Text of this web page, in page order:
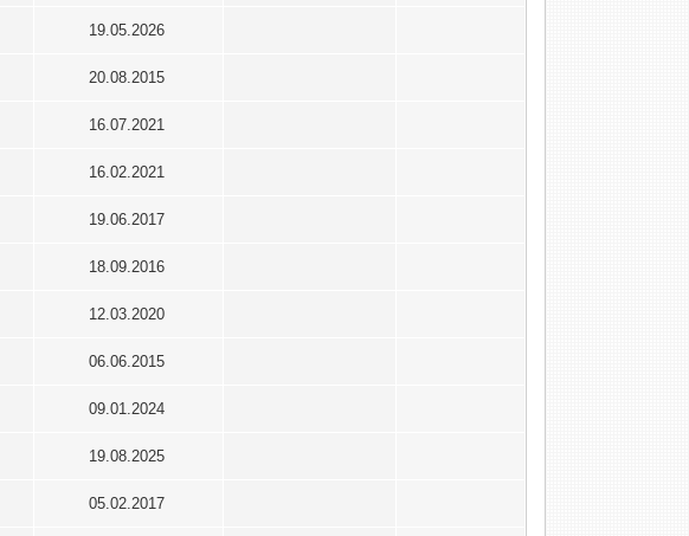
19.05.2026
20.08.2015
16.07.2021
16.02.2021
19.06.2017
18.09.2016
12.03.2020
06.06.2015
09.01.2024
19.08.2025
05.02.2017